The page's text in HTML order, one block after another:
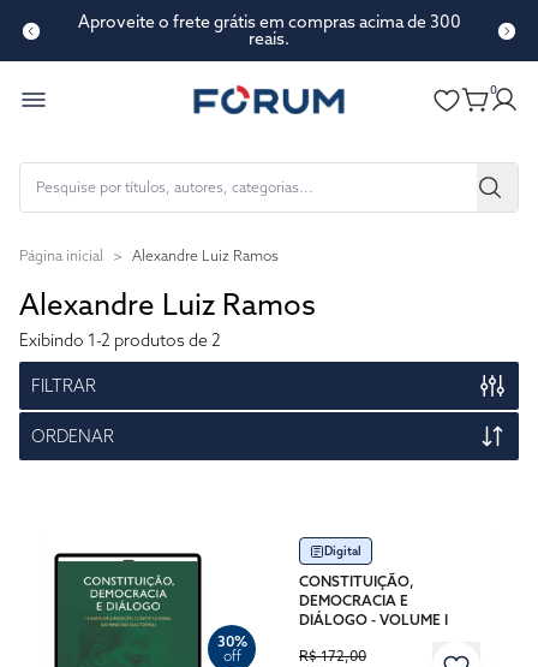
Aproveite o frete grátis em compras acima de 300
reais.
0
Página inicial > Alexandre Luiz Ramos
Alexandre Luiz Ramos
Exibindo 1-2 produtos de 2
FILTRAR
ORDENAR
30%
off
Digital
CONSTITUIÇÃO,
DEMOCRACIA E
DIÁLOGO - VOLUME I
R$ 172,00